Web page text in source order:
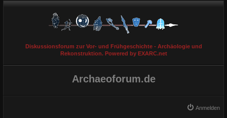
Diskussionsforum zur Vor- und Frühgeschichte - Archäologie und
Rekonstruktion. Powered by EXARC.net
Archaeoforum.de
Anmelden